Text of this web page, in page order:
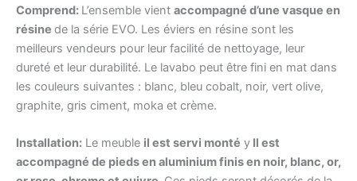
Comprend: L’ensemble vient accompagné d’une vasque en
résine de la série EVO. Les éviers en résine sont les
meilleurs vendeurs pour leur facilité de nettoyage, leur
dureté et leur durabilité. Le lavabo peut être fini en mat dans
les couleurs suivantes : blanc, bleu cobalt, noir, vert olive,
graphite, gris ciment, moka et crème.
Installation: Le meuble il est servi monté y Il est
accompagné de pieds en aluminium finis en noir, blanc, or,